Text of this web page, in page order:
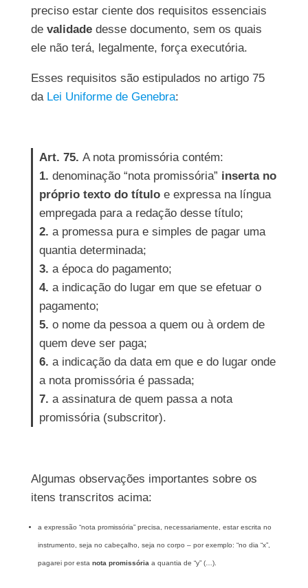
preciso estar ciente dos requisitos essenciais
de validade desse documento, sem os quais
ele não terá, legalmente, força executória.
Esses requisitos são estipulados no artigo 75
da Lei Uniforme de Genebra:
Art. 75.A nota promissória contém:
1. denominação “nota promissória” inserta no
próprio texto do título e expressa na língua
empregada para a redação desse título;
2. a promessa pura e simples de pagar uma
quantia determinada;
3. a época do pagamento;
4.a indicação do lugar em que se efetuar o
pagamento;
5.o nome da pessoa a quem ou à ordem de
quem deve ser paga;
6. a indicação da data em que e do lugar onde
a nota promissória é passada;
7. a assinatura de quem passa a nota
promissória (subscritor).
Algumas observações importantes sobre os
itens transcritos acima:
a expressão “nota promissória” precisa, necessariamente, estar escrita no
instrumento, seja no cabeçalho, seja no corpo – por exemplo: “no dia “x”,
pagarei por esta nota promissória a quantia de “y” (…).